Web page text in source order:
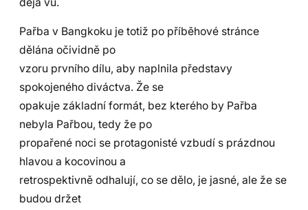
Pařba v Bangkoku je totiž po příběhové stránce
dělána očividně po
vzoru prvního dílu, aby naplnila představy
spokojeného diváctva. Že se
opakuje základní formát, bez kterého by Pařba
nebyla Pařbou, tedy že po
propařené noci se protagonisté vzbudí s prázdnou
hlavou a kocovinou a
retrospektivně odhalují, co se dělo, je jasné, ale že se
budou držet